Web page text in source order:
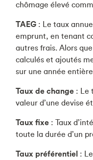
chômage élevé
TAEG : Le taux
emprunt, en tenant
autres frais. Alors
calculés et ajoutés
sur une année
Taux de change : Le
valeur d’une devise
Taux fixe : Taux
toute la durée d’un
Taux préférentiel :